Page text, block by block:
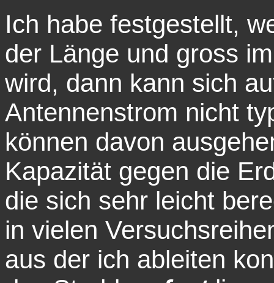
Ich habe festgestellt,
der Länge und gross
wird, dann kann sich
Antennenstrom nicht
können davon
Kapazität gegen die
die sich sehr leicht
in vielen
aus der ich ableiten